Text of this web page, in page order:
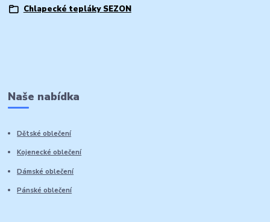
Chlapecké tepláky SEZON
Naše nabídka
Dětské oblečení
Kojenecké oblečení
Dámské oblečení
Pánské oblečení